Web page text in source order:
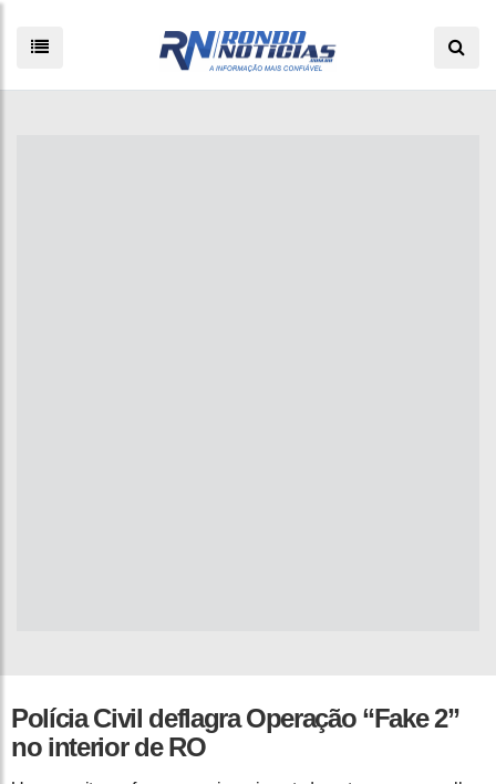
Polícia Civil deflagra Operação “Fake 2”
no interior de RO